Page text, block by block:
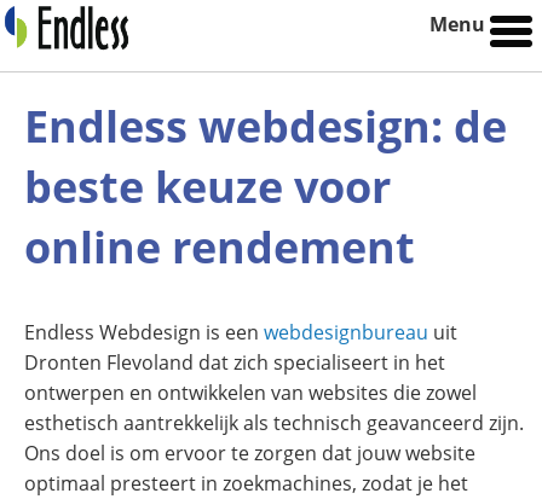
Menu
Endless webdesign: de
beste keuze voor
online rendement
Endless Webdesign is een webdesignbureau uit
Dronten Flevoland dat zich specialiseert in het
ontwerpen en ontwikkelen van websites die zowel
esthetisch aantrekkelijk als technisch geavanceerd zijn.
Ons doel is om ervoor te zorgen dat jouw website
optimaal presteert in zoekmachines, zodat je het